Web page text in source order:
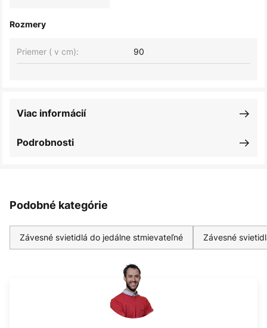
Rozmery
Priemer ( v cm): 90
Podrobnosti
Viac informácií
Podobné kategórie
Závesné svietidlá do jedálne stmievateľné Závesné